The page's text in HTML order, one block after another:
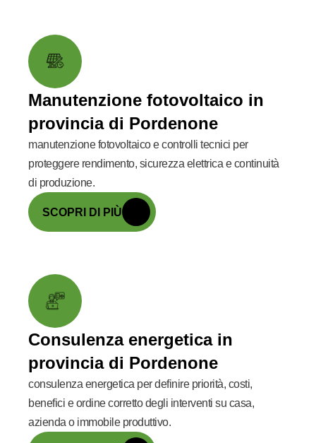
Manutenzione fotovoltaico in
provincia di Pordenone
manutenzione fotovoltaico e controlli tecnici per
proteggere rendimento, sicurezza elettrica e continuità
di produzione.
SCOPRI DI PIÙ
Consulenza energetica in
provincia di Pordenone
consulenza energetica per definire priorità, costi,
benefici e ordine corretto degli interventi su casa,
azienda o immobile produttivo.